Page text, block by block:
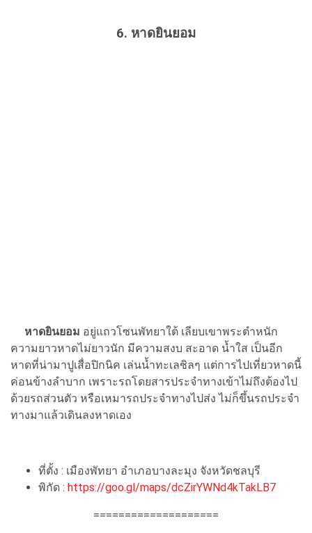
6. หาดยินยอม
หาดยินยอม อยู่แถวโซนพัทยาใต้ เลียบเขาพระตำหนัก
ความยาวหาดไม่ยาวนัก มีความสงบ สะอาด น้ำใส เป็นอีก
หาดที่น่ามาปูเสื่อปิกนิค เล่นน้ำทะเลชิลๆ แต่การไปเที่ยวหาดนี้
ค่อนข้างลำบาก เพราะรถโดยสารประจำทางเข้าไม่ถึงต้องไป
ด้วยรถส่วนตัว หรือเหมารถประจำทางไปส่ง ไม่ก็ขึ้นรถประจำ
ทางมาแล้วเดินลงหาดเอง
ที่ตั้ง : เมืองพัทยา อำเภอบางละมุง จังหวัดชลบุรี
พิกัด : https://goo.gl/maps/dcZirYWNd4kTakLB7
====================